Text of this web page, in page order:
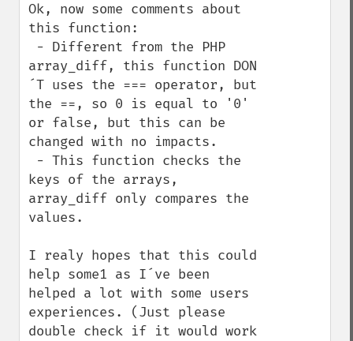
Ok, now some comments about
this function:
array_diff, this function DON
´T uses the === operator, but
the ==, so 0 is equal to '0'
or false, but this can be
changed with no impacts.
keys of the arrays,
array_diff only compares the
values.
I realy hopes that this could
help some1 as I´ve been
helped a lot with some users
experiences. (Just please
double check if it would work